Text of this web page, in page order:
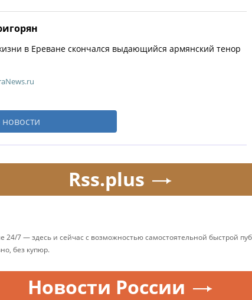
в Ереване скончался выдающийся армянский тенор
Rss.plus
24/7 — здесь и сейчас с возможностью самостоятельной быстрой
без купюр.
Новости России